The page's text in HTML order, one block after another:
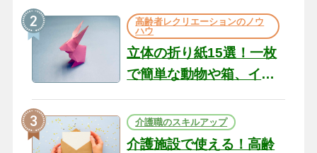
の現場から（22）
高齢者レクリエーションのノウ
ハウ
立体の折り紙15選！一枚
で簡単な動物や箱、イン
テリアになる作品まで
介護職のスキルアップ
介護施設で使える！高齢